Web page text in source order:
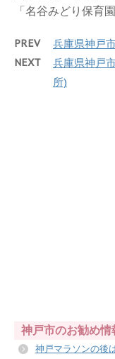
「名谷みどり保育
PREV 兵庫県神戸
NEXT
兵庫県神戸
所)
神戸市のお勧め情
神戸マラソンの後